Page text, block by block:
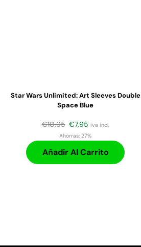
Star Wars Unlimited: Art Sleeves Double
Space Blue
€10,95 €7,95 iva incl.
Ahorras: 27%
Añadir Al Carrito